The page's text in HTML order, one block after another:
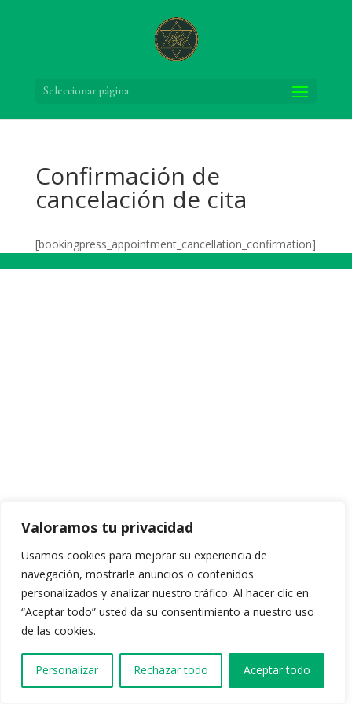
Valoramos tu privacidad
Usamos cookies para mejorar su experiencia de
navegación, mostrarle anuncios o contenidos
personalizados y analizar nuestro tráfico. Al hacer clic en
“Aceptar todo” usted da su consentimiento a nuestro uso
de las cookies.
Personalizar Rechazar todo Aceptar todo
Seleccionar página
Confirmación de
cancelación de cita
[bookingpress_appointment_cancellation_confirmation]